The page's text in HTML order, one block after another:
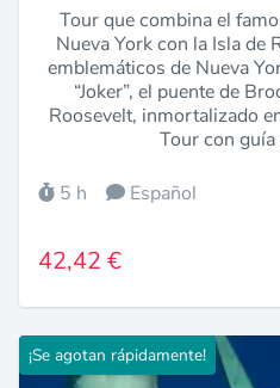
Tour que combina el
Nueva York con la Isla de
emblemáticos de Nueva
“Joker”, el puente de
Roosevelt, inmortalizado
Tour con guía
5 h Español
42,42 €
¡Se agotan rápidamente!